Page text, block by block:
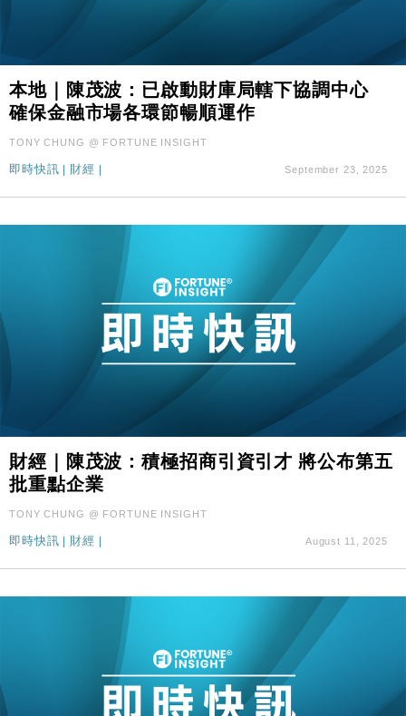
本地｜陳茂波：已啟動財庫局轄下協調中心
確保金融市場各環節暢順運作
TONY CHUNG @ FORTUNE INSIGHT
即時快訊 | 財經 | September 23, 2025
財經｜陳茂波：積極招商引資引才 將公布第五
批重點企業
TONY CHUNG @ FORTUNE INSIGHT
即時快訊 財經 August 11, 2025